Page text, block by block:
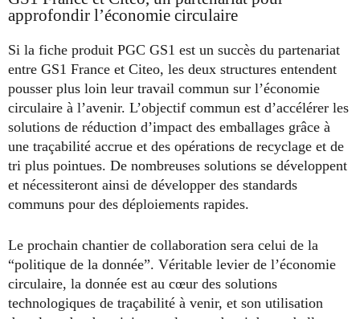
approfondir l’économie circulaire
Si la fiche produit PGC GS1 est un succès du partenariat
entre GS1 France et Citeo, les deux structures entendent
pousser plus loin leur travail commun sur l’économie
circulaire à l’avenir. L’objectif commun est d’accélérer les
solutions de réduction d’impact des emballages grâce à
une traçabilité accrue et des opérations de recyclage et de
tri plus pointues. De nombreuses solutions se développent
et nécessiteront ainsi de développer des standards
communs pour des déploiements rapides.
Le prochain chantier de collaboration sera celui de la
“politique de la donnée”. Véritable levier de l’économie
circulaire, la donnée est au cœur des solutions
technologiques de traçabilité à venir, et son utilisation